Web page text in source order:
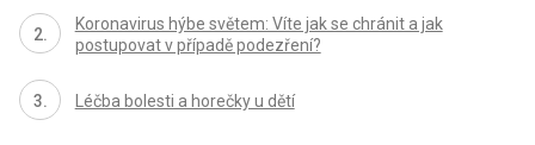
Koronavirus hýbe světem: Víte jak se chránit a jak
postupovat v případě podezření?
Léčba bolesti a horečky u dětí